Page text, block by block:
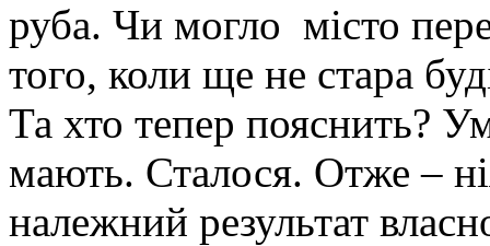
руба. Чи могло місто
того, коли ще не стара
Та хто тепер пояснить?
мають. Сталося. Отже –
належний результат